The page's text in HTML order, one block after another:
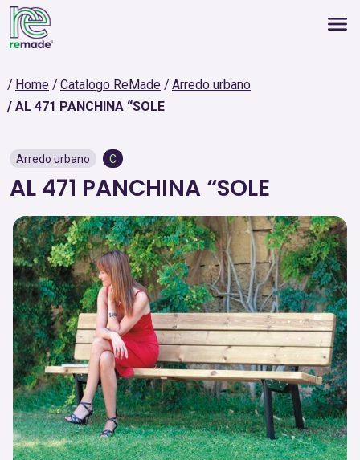
Home Catalogo ReMade
Arredo urbano
AL 471 PANCHINA “SOLE
Arredo urbano C
AL 471 PANCHINA “SOLE